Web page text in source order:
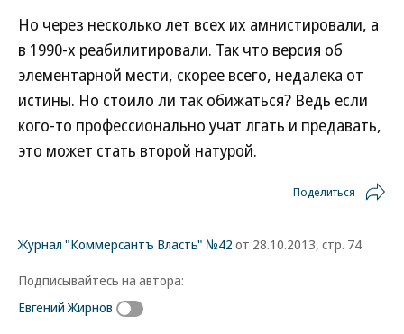
Но через несколько лет всех их амнистировали, а
в 1990-х реабилитировали. Так что версия об
элементарной мести, скорее всего, недалека от
истины. Но стоило ли так обижаться? Ведь если
кого-то профессионально учат лгать и предавать,
это может стать второй натурой.
Поделиться
Журнал "Коммерсантъ Власть" №42 от 28.10.2013, стр. 74
Подписывайтесь на автора:
Евгений Жирнов